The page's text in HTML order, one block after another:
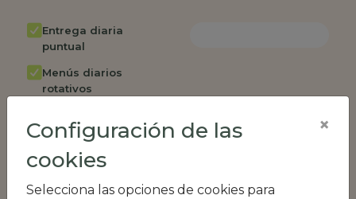
Entrega diaria
puntual
Menús diarios
rotativos
semanalmente
Factura única
Acceso individual
Configuración de las
cookies
Selecciona las opciones de cookies para
×